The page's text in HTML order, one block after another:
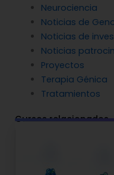
Neurociencia
Noticias de
Noticias de
Noticias
Proyectos
Terapia Génica
Tratamientos
Cursos relacionados